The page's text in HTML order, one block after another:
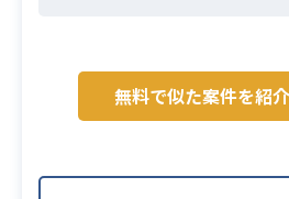
無料で似た案件を紹